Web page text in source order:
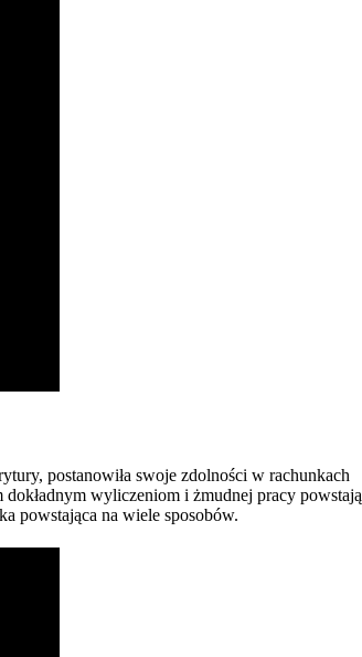
postanowiła swoje zdolności w rachunkach
wyliczeniom i żmudnej pracy powstają
powstająca na wiele sposobów.